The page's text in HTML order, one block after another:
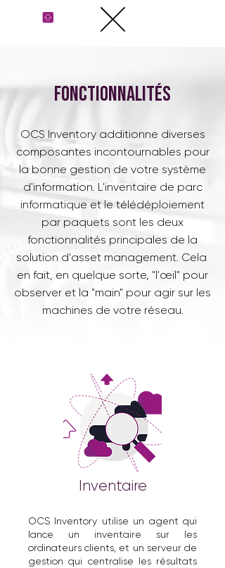
fonctionnalités
OCS Inventory additionne diverses
composantes incontournables pour
la bonne gestion de votre système
d'information. L'inventaire de parc
informatique et le télédéploiement
par paquets sont les deux
fonctionnalités principales de la
solution d'asset management. Cela
en fait, en quelque sorte, "l'œil" pour
observer et la "main" pour agir sur les
machines de votre réseau.
Inventaire
OCS Inventory utilise un agent qui
lance un inventaire sur les
ordinateurs clients, et un serveur de
gestion qui centralise les résultats